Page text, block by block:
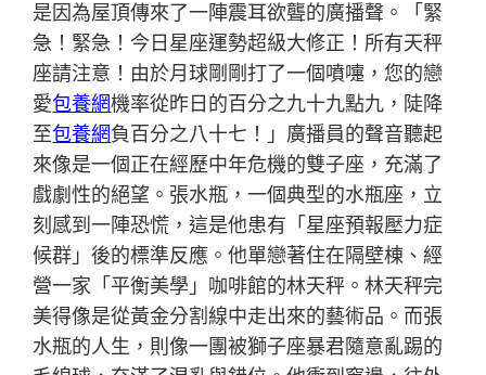
是因為屋頂傳來了一陣震耳欲聾的廣播聲。「緊
急！緊急！今日星座運勢超級大修正！所有天秤
座請注意！由於月球剛剛打了一個噴嚏，您的戀
愛包養網機率從昨日的百分之九十九點九，陡降
至包養網負百分之八十七！」廣播員的聲音聽起
來像是一個正在經歷中年危機的雙子座，充滿了
戲劇性的絕望。張水瓶，一個典型的水瓶座，立
刻感到一陣恐慌，這是他患有「星座預報壓力症
候群」後的標準反應。他單戀著住在隔壁棟、經
營一家「平衡美學」咖啡館的林天秤。林天秤完
美得像是從黃金分割線中走出來的藝術品。而張
水瓶的人生，則像一團被獅子座暴君隨意亂踢的